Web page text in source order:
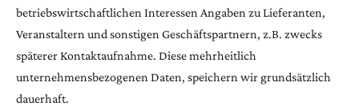
betriebswirtschaftlichen Interessen Angaben zu Lieferanten,
Veranstaltern und sonstigen Geschäftspartnern, z.B. zwecks
späterer Kontaktaufnahme. Diese mehrheitlich
unternehmensbezogenen Daten, speichern wir grundsätzlich
dauerhaft.